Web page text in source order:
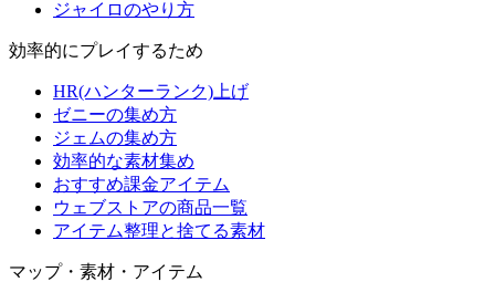
ジャイロのやり方
効率的にプレイするため
HR(ハンターランク)上げ
ゼニーの集め方
ジェムの集め方
効率的な素材集め
おすすめ課金アイテム
ウェブストアの商品一覧
アイテム整理と捨てる素材
マップ・素材・アイテム